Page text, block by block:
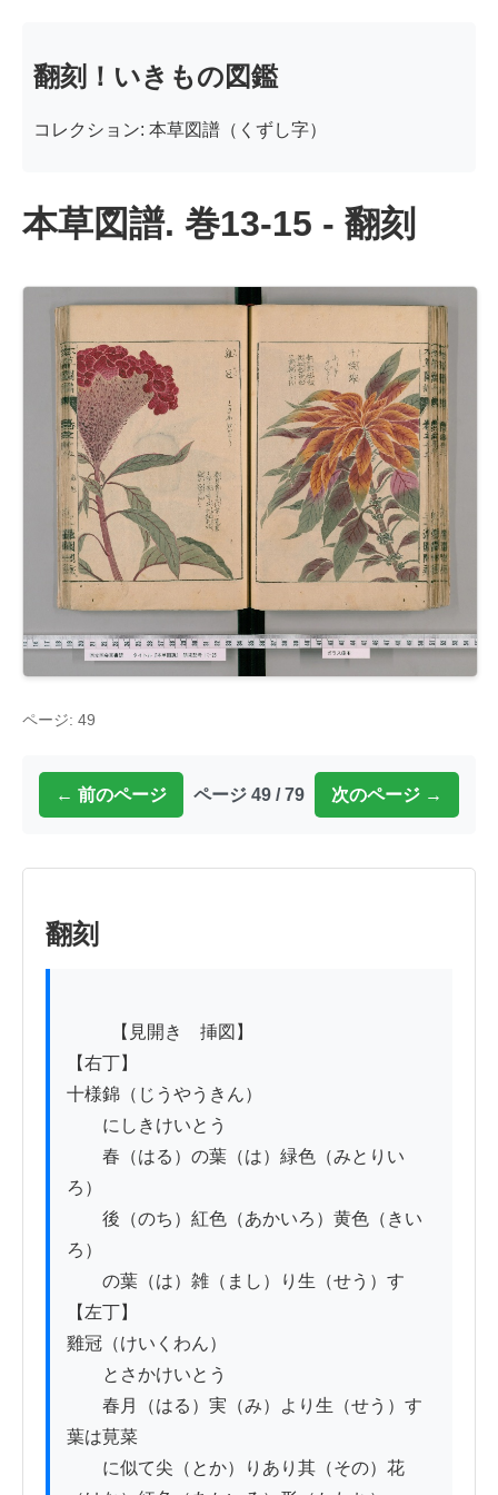
翻刻！いきもの図鑑
コレクション: 本草図譜（くずし字）
本草図譜. 巻13-15 - 翻刻
ページ: 49
← 前のページ ページ 49 / 79 次のページ →
翻刻
【右丁】
十様錦（じうやうきん）
にしきけいとう
春（はる）の葉（は）緑色（みとりい
ろ）
後（のち）紅色（あかいろ）黄色（きい
ろ）
の葉（は）雑（まし）り生（せう）す
【左丁】
雞冠（けいくわん）
とさかけいとう
春月（はる）実（み）より生（せう）す
葉は莧菜
に似て尖（とか）りあり其（その）花